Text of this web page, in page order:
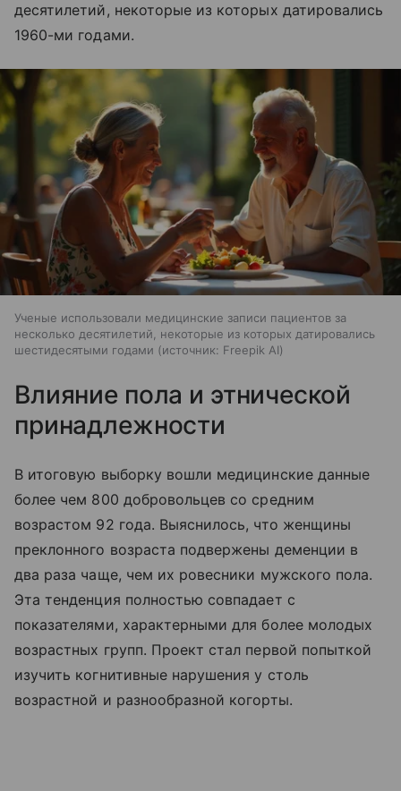
десятилетий, некоторые из которых датировались
1960-ми годами.
Ученые использовали медицинские записи пациентов за
несколько десятилетий, некоторые из которых датировались
шестидесятыми годами
источник: Freepik AI
Влияние пола и этнической
принадлежности
В итоговую выборку вошли медицинские данные
более чем 800 добровольцев со средним
возрастом 92 года. Выяснилось, что женщины
преклонного возраста подвержены деменции в
два раза чаще, чем их ровесники мужского пола.
Эта тенденция полностью совпадает с
показателями, характерными для более молодых
возрастных групп. Проект стал первой попыткой
изучить когнитивные нарушения у столь
возрастной и разнообразной когорты.